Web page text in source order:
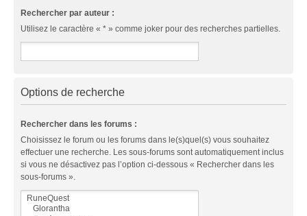
Rechercher par auteur :
Utilisez le caractère « * » comme joker pour des recherches partielles.
Options de recherche
Rechercher dans les forums :
Choisissez le forum ou les forums dans le(s)quel(s) vous souhaitez
effectuer une recherche. Les sous-forums sont automatiquement inclus
si vous ne désactivez pas l’option ci-dessous « Rechercher dans les
sous-forums ».